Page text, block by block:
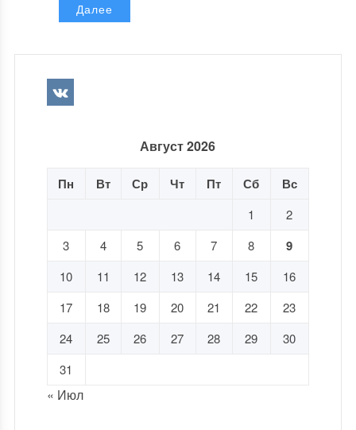
Далее
Август 2026
Пн Вт Ср Чт Пт Сб Вс
1
2
3
4 5 6 7 8 9
10 11 12 13 14 15
16
17
18 19 20 21 22
23
24
25 26 27 28 29
30
31
« Июл